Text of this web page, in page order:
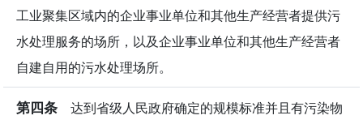
工业聚集区域内的企业事业单位和其他生产经营者提供污
水处理服务的场所，以及企业事业单位和其他生产经营者
自建自用的污水处理场所。
第四条 达到省级人民政府确定的规模标准并且有污染物